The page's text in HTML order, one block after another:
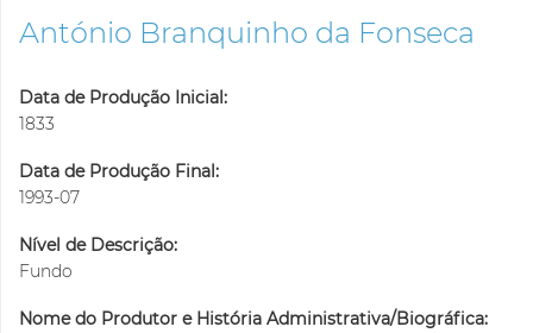
António Branquinho da Fonseca
Data de Produção Inicial:
1833
Data de Produção Final:
1993-07
Nível de Descrição:
Fundo
Nome do Produtor e História Administrativa/Biográfica: